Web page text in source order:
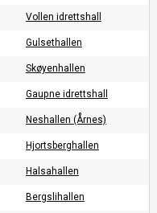
Vollen idrettshall
Gulsethallen
Skøyenhallen
Gaupne idrettshall
Neshallen (Årnes)
Hjortsberghallen
Halsahallen
Bergslihallen